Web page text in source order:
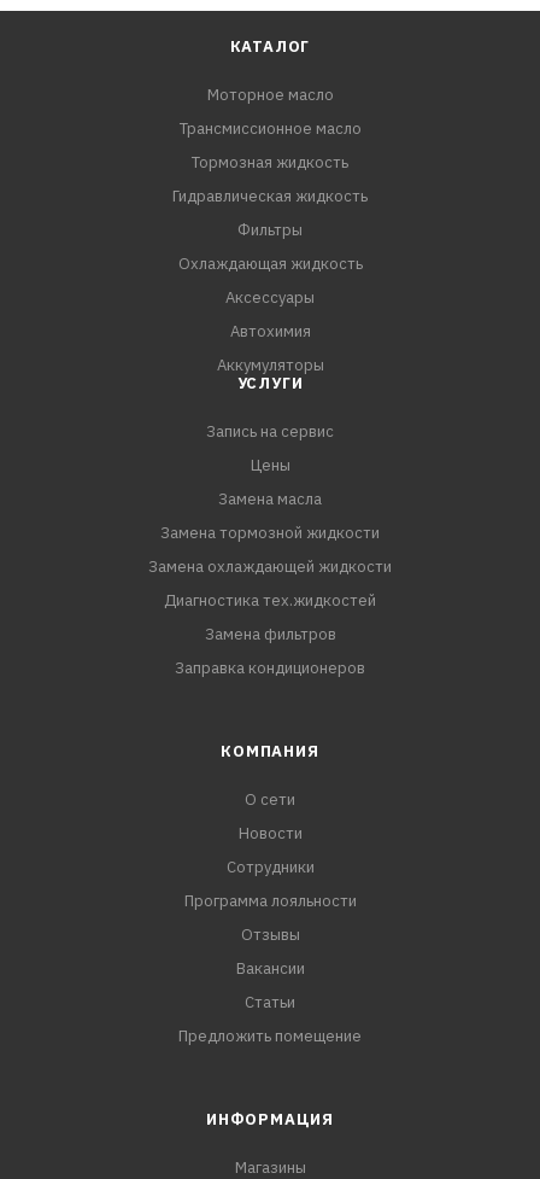
температурах
Соответствия требованиям:
КАТАЛОГ
Моторное масло
Трансмиссионное масло
Тормозная жидкость
Гидравлическая жидкость
Фильтры
Охлаждающая жидкость
Аксессуары
Автохимия
Аккумуляторы
УСЛУГИ
Запись на сервис
Цены
Замена масла
Замена тормозной жидкости
Замена охлаждающей жидкости
Диагностика тех.жидкостей
Замена фильтров
Заправка кондиционеров
КОМПАНИЯ
О сети
Новости
Сотрудники
Программа лояльности
Отзывы
Вакансии
Статьи
Предложить помещение
ИНФОРМАЦИЯ
Магазины